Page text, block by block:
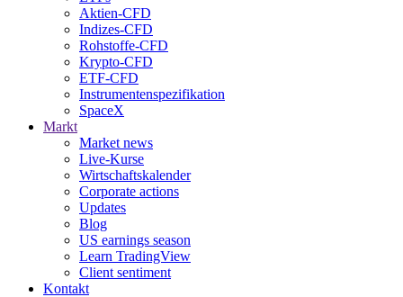
Aktien-CFD
Indizes-CFD
Rohstoffe-CFD
Krypto-CFD
ETF-CFD
Instrumentenspezifikation
SpaceX
Markt
Market news
Live-Kurse
Wirtschaftskalender
Corporate actions
Updates
Blog
US earnings season
Learn TradingView
Client sentiment
Kontakt